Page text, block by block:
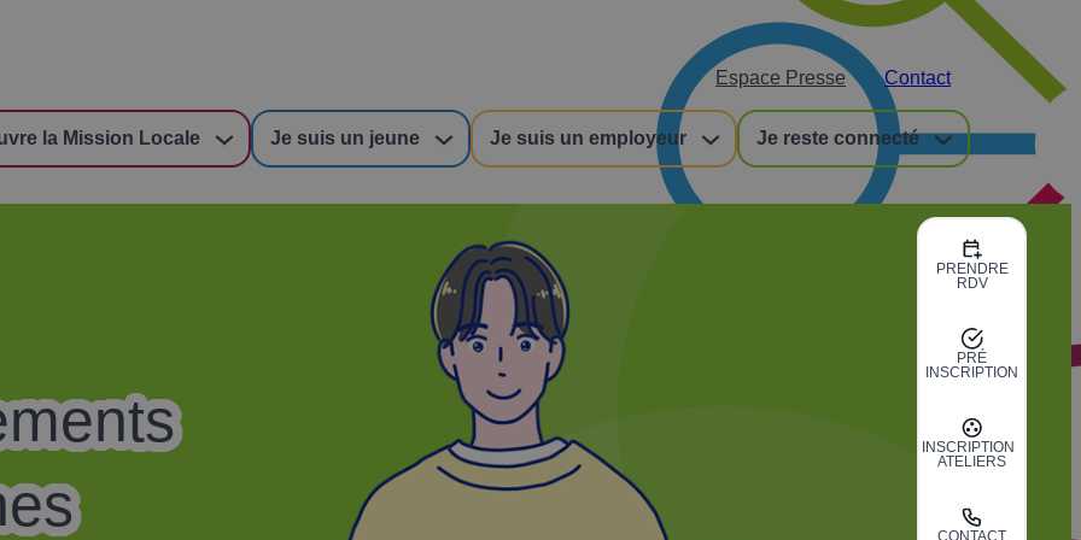
Espace Presse Contact
la Mission Locale Je suis un jeune Je suis un employeur Je reste connecté
PRENDRE
RDV
PRÉ
INSCRIPTION
INSCRIPTION
ATELIERS
CONTACT